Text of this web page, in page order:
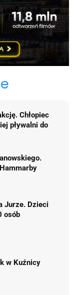
Chłopiec
pływalni do
Jurze. Dzieci
osób
w Kuźnicy